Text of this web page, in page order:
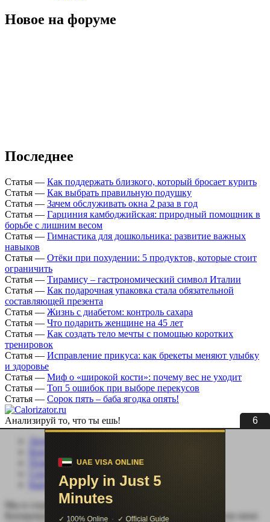
5
Новое на форуме
Последнее
Статья — Как поддержать близкого, который бросает курить
Статья — Как выбрать правильную подушку
Статья — Зачем обслуживать окна 2 раза в год
Статья — Гарциния камбоджийская: природный помощник в
борьбе с лишним весом
Статья — Гимнастика для дошкольника: развитие важных
навыков
Статья — Отёки при похудении: 5 продуктов, которые стоит
ограничить
Статья — Тирамису – гастрономический символ Италии
Статья — Как подарочная упаковка стала обязательной
составляющей презента
Статья — Жизнь с диабетом: контроль сахара
Статья — Что подарить женщине на 45 лет
Статья — Как создать тело мечты с помощью коротких
тренировок
Статья — Исправление прикуса: как брекеты меняют улыбку
и здоровье
Статья — Миф о «широкой кости»: почему вес не уходит
Статья — Топ 5 ошибок при выборе перекусов
Статья — Сорок пять – баба ягодка опять!
Анализируй то, что ты ешь!
Личный кабинет
Помощь сайту
Соцсети
Карта сайта
Мы в социальных сетях:
Копирование, перепечатка (целиком или частично) или иное